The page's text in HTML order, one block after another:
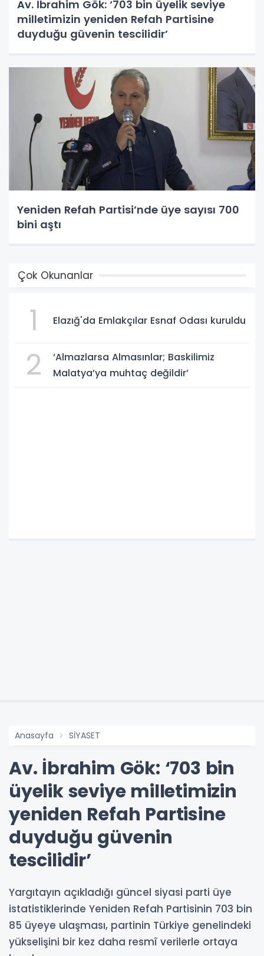
Av. İbrahim Gök: ‘703 bin üyelik seviye
milletimizin yeniden Refah Partisine
duyduğu güvenin tescilidir’
Yeniden Refah Partisi’nde üye sayısı 700
bini aştı
Çok Okunanlar
1 Elazığ'da Emlakçılar Esnaf Odası kuruldu
2
‘Almazlarsa Almasınlar; Baskilimiz
Malatya’ya muhtaç değildir’
Anasayfa SİYASET
Av. İbrahim Gök: ‘703 bin
üyelik seviye milletimizin
yeniden Refah Partisine
duyduğu güvenin
tescilidir’
Yargıtayın açıkladığı güncel siyasi parti üye
istatistiklerinde Yeniden Refah Partisinin 703 bin
85 üyeye ulaşması, partinin Türkiye genelindeki
yükselişini bir kez daha resmî verilerle ortaya